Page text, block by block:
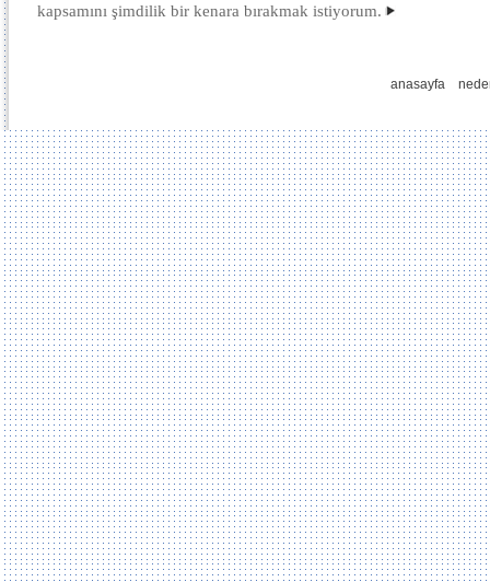
kapsamını şimdilik bir kenara bırakmak istiyorum.
anasayfa